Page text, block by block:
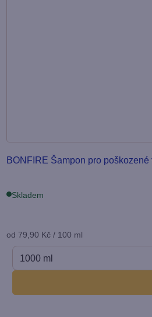
BONFIRE Šampon pro poškozené
Skladem
Měrná
cena:
od 79,90 Kč / 100 ml
1000 ml